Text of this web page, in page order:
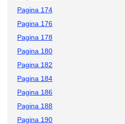
Pagina 174
Pagina 176
Pagina 178
Pagina 180
Pagina 182
Pagina 184
Pagina 186
Pagina 188
Pagina 190